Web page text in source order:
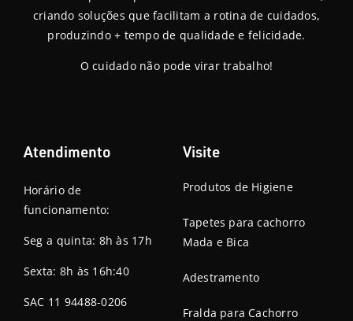
criando soluções que facilitam a rotina de cuidados,
produzindo + tempo de qualidade e felicidade.
O cuidado não pode virar trabalho!
Atendimento
Horário de
funcionamento:
Seg a quinta: 8h às 17h
Sexta: 8h às 16h:40
SAC 11 94488-0206
Visite
Produtos de Higiene
Tapetes para cachorro
Mada e Bica
Adestramento
Fralda para Cachorro